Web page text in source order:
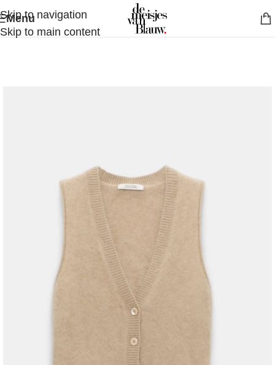
Skip to navigation
Skip to main content
Menu